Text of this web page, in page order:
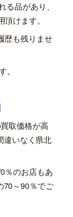
る品があり、
けます。
歴も残りませ
。
取価格が高
違いなく県北
％のお店もあ
70～90％でご